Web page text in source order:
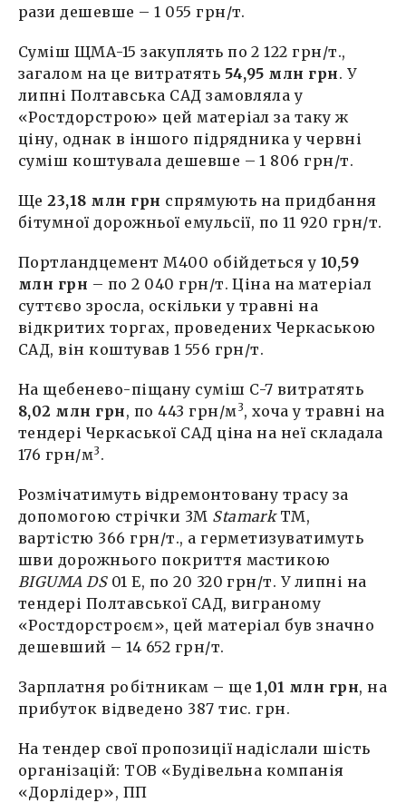
рази дешевше – 1 055 грн/т.
Суміш ЩМА-15 закуплять по 2 122 грн/т.,
загалом на це витратять 54,95 млн грн. У
липні Полтавська САД замовляла у
«Ростдорстрою» цей матеріал за таку ж
ціну, однак в іншого підрядника у червні
суміш коштувала дешевше – 1 806 грн/т.
Ще23,18 млн грн спрямують на придбання
бітумної дорожньої емульсії, по 11 920 грн/т.
Портландцемент М400 обійдеться у 10,59
млн грн – по 2 040 грн/т. Ціна на матеріал
суттєво зросла, оскільки у травні на
відкритих торгах, проведених Черкаською
САД, він коштував 1 556 грн/т.
На щебенево-піщану суміш С-7 витратять
8,02 млн грн, по 443 грн/м 3, хоча у травні на
тендері Черкаської САД ціна на неї складала
176 грн/м3 .
Розмічатимуть відремонтовану трасу за
допомогою стрічки 3М StamarkTM,
вартістю 366 грн/т., а герметизуватимуть
шви дорожнього покриття мастикою
BIGUMA DS01 E, по 20 320 грн/т. У липні на
тендері Полтавської САД, виграному
«Ростдорстроєм», цей матеріал був значно
дешевший – 14 652 грн/т.
Зарплатня робітникам – ще1,01 млн грн, на
прибуток відведено 387 тис. грн.
На тендер свої пропозиції надіслали шість
організацій: ТОВ «Будівельна компанія
«Дорлідер», ПП